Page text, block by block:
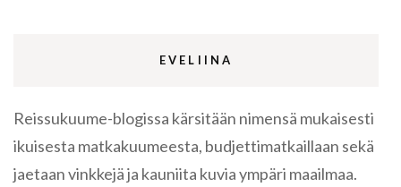
EVELIINA
Reissukuume-blogissa kärsitään nimensä mukaisesti
ikuisesta matkakuumeesta, budjettimatkaillaan sekä
jaetaan vinkkejä ja kauniita kuvia ympäri maailmaa.